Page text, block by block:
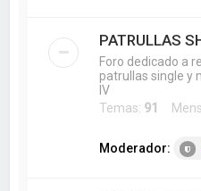
PATRULLAS
Foro dedicado a
patrullas single y
IV
Temas: 91
Moderador: